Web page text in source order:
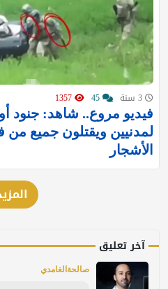
فيديو مروع.. شاهد: جنود
لمدنيين ويقتلون جميع من
الأشجار
آخر تعليق
صالحةالغامدي